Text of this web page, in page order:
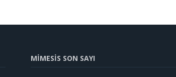
MİMESİS SON SAYI